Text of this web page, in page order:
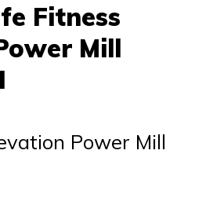
Fitness
Mill
Power Mill